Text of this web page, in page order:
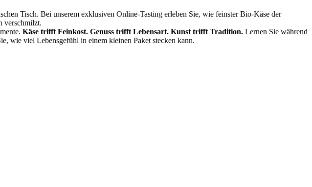
Tisch. Bei unserem exklusiven Online-Tasting erleben Sie, wie feinster Bio-Käse der
verschmilzt.
Käse trifft Feinkost. Genuss trifft Lebensart. Kunst trifft Tradition. Lernen Sie während
wie viel Lebensgefühl in einem kleinen Paket stecken kann.